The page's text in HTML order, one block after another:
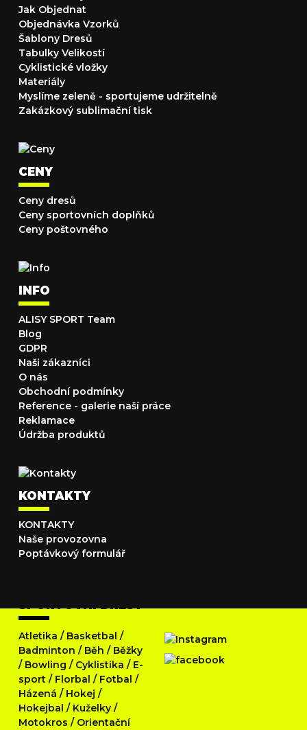
Jak Objednat
Objednávka Vzorků
Šablony Dresů
Tabulky Velikostí
Cyklistické vložky
Materiály
Myslíme zeleně - sportujeme udržitelně
Zakázkový sublimační tisk
CENY
Ceny dresů
Ceny sportovních doplňků
Ceny poštovného
INFO
ALISY SPORT Team
Blog
GDPR
Naši zákazníci
O nás
Obchodní podmínky
Reference - galerie naší práce
Reklamace
Údržba produktů
KONTAKTY
KONTAKTY
Naše provozovna
Poptávkový formulář
SPORTOVNÍ DRESY
Atletika / Basketbal /
Badminton / Běh / Běžky
/ Bowling / Cyklistika / E-
sport / Florbal / Fotbal /
Házená / Hokej /
Hokejbal / Kuželky /
Motokros / Orientační